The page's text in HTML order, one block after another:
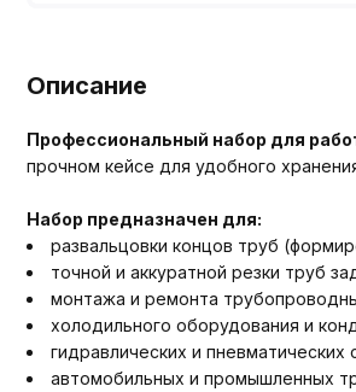
Описание
Профессиональный набор для
прочном кейсе для удобного
Набор предназначен для:
развальцовки концов труб
точной и аккуратной резки труб
монтажа и ремонта
холодильного оборудования и
гидравлических и пневматических
автомобильных и промышленных